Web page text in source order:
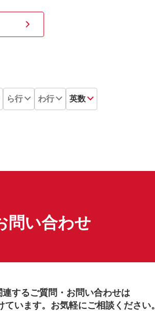
ら行 わ行 英数
問い合わせ
するご質問・お問い合わせは
ています。お気軽にご相談ください